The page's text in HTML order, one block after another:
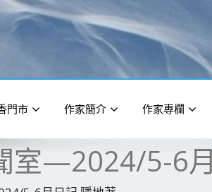
門市 作家簡介 作家專欄
室—2024/5-6